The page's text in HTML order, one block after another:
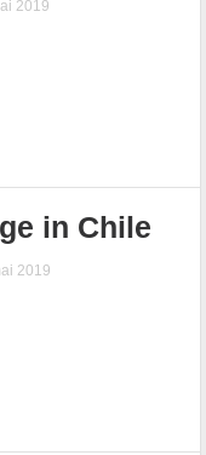
2019
in Chile
2019